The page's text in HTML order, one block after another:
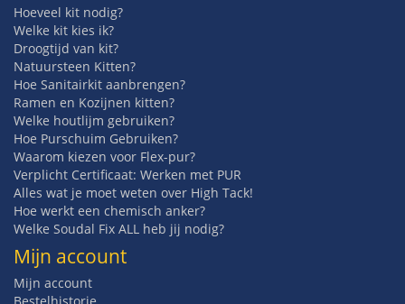
Hoeveel kit nodig?
Welke kit kies ik?
Droogtijd van kit?
Natuursteen Kitten?
Hoe Sanitairkit aanbrengen?
Ramen en Kozijnen kitten?
Welke houtlijm gebruiken?
Hoe Purschuim Gebruiken?
Waarom kiezen voor Flex-pur?
Verplicht Certificaat: Werken met PUR
Alles wat je moet weten over High Tack!
Hoe werkt een chemisch anker?
Welke Soudal Fix ALL heb jij nodig?
Mijn account
Mijn account